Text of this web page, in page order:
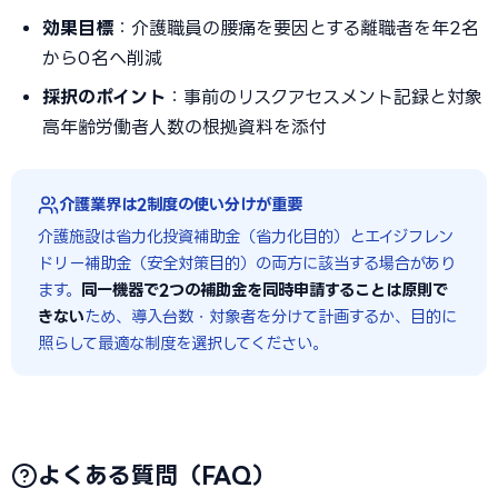
効果目標 ：介護職員の腰痛を要因とする離職者を年2名
から0名へ削減
採択のポイント ：事前のリスクアセスメント記録と対象
高年齢労働者人数の根拠資料を添付
介護業界は2制度の使い分けが重要
介護施設は省力化投資補助金（省力化目的）とエイジフレン
ドリー補助金（安全対策目的）の両方に該当する場合があり
ます。
同一機器で2つの補助金を同時申請することは原則で
きないため、導入台数・対象者を分けて計画するか、目的に
照らして最適な制度を選択してください。
よくある質問（FAQ）